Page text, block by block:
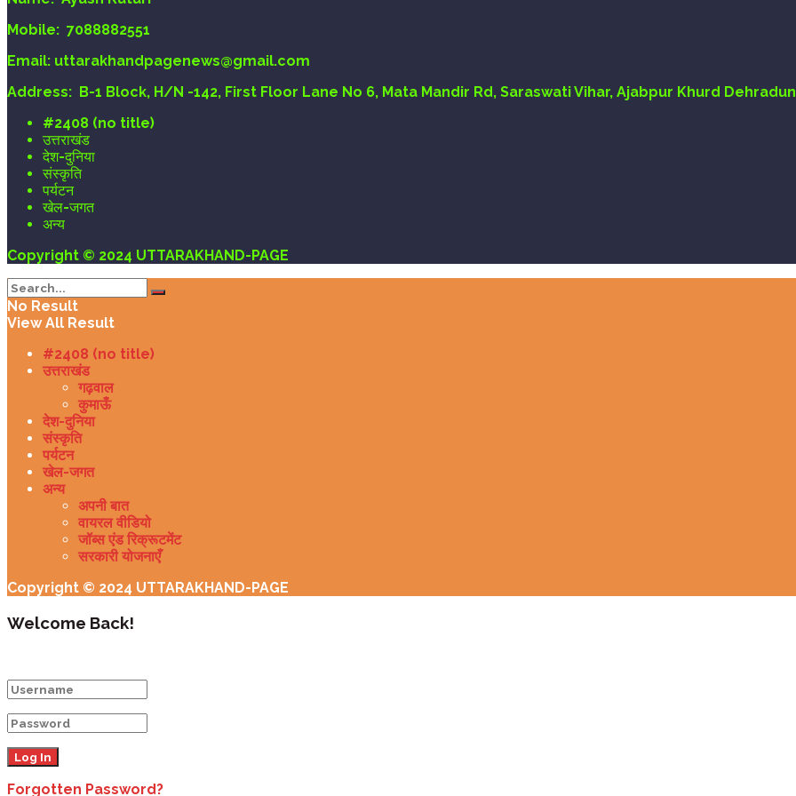
Mobile: 7088882551
Email: uttarakhandpagenews@gmail.com
Address: B-1 Block, H/N -142, First Floor Lane No 6, Mata Mandir Rd, Saraswati Vihar, Ajabpur Khurd
#2408 (no title)
उत्तराखंड
देश-दुनिया
संस्कृति
पर्यटन
खेल-जगत
अन्य
Copyright © 2024 UTTARAKHAND-PAGE
No Result
View All Result
#2408 (no title)
उत्तराखंड
गढ़वाल
कुमाऊँ
देश-दुनिया
संस्कृति
पर्यटन
खेल-जगत
अन्य
अपनी बात
वायरल वीडियो
जॉब्स एंड रिक्रूटमेंट
सरकारी योजनाएँ
Copyright © 2024 UTTARAKHAND-PAGE
Welcome Back!
Forgotten Password?